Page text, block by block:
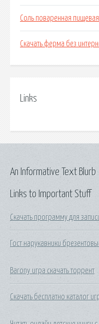
Соль поваренная
Скачать ферма без
Links
Links to Important Stuff
Скачать программу для
Гост нарукавники
Barony игра скачать торрент
Скачать бесплатно каталог
An Informative Text Blurb